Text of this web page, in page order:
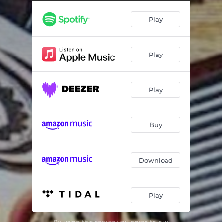
La Matica de Mafafa 02:59
El Siete 02:59
Las Olas Se Vuelven Espuma 03:38
Guarachunga 03:21
La Pisinga 03:33
Volvió Amanecer 03:25
Sin Alma y Sin Corazón 03:19
Coroncoro
El Dentista 03:26
Play
Play
Play
Buy
Download
Play